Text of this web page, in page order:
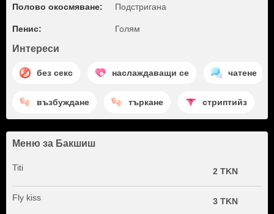
Полово окосмяване: Подстригана
Пенис: Голям
Интереси
без секс наслаждаващи се чатене
възбуждане търкане стриптийз
Меню за Бакшиш
Titi 2 TKN
Fly kiss 3 TKN